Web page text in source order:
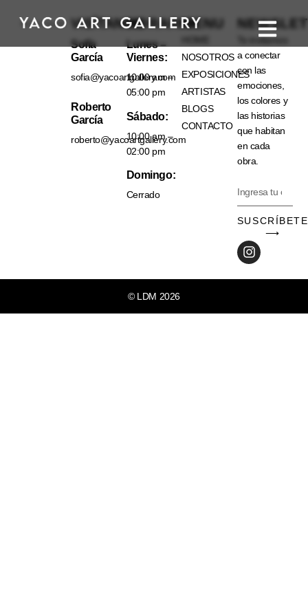
VISÍTANOS
Sofía
García
sofia@yacoartgallery.com
Roberto
García
roberto@yacoartgallery.com
HORARIO
Lunes –
Viernes:
10:00 am –
05:00 pm
Sábado:
10:00 am –
02:00 pm
Domingo:
Cerrado
MENU
NOSOTROS
EXPOSICIONES
ARTISTAS
BLOGS
CONTACTO
Te invitamos
a conectar
con las
emociones,
los colores y
las historias
que habitan
en cada
obra.
SUSCRÍBETE
⟶
© LDM 2026